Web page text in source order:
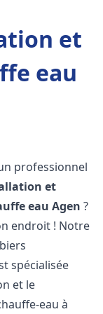
et
eau
professionnel
et
eau Agen ?
endroit ! Notre
spécialisée
et le
eau à